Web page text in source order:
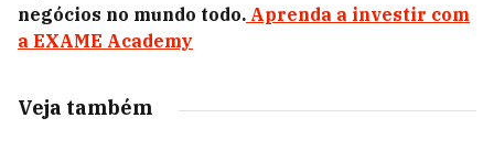
negócios no mundo todo. Aprenda a investir com
a EXAME Academy
Veja também